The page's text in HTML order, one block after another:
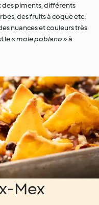
des piments, différents
des fruits à coque etc.
nuances et couleurs très
le «mole poblano» à
Mex